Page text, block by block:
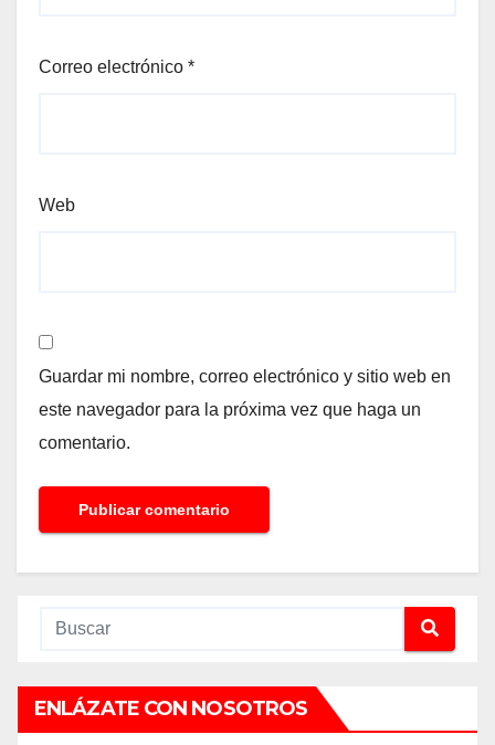
Correo electrónico *
Web
Guardar mi nombre, correo electrónico y sitio web en
este navegador para la próxima vez que haga un
comentario.
ENLÁZATE CON NOSOTROS